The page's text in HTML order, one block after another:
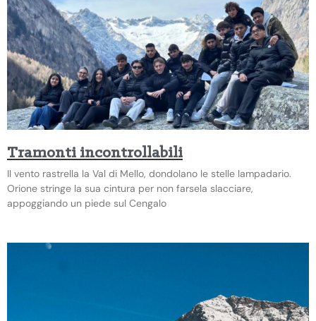
Tramonti incontrollabili
Il vento rastrella la Val di Mello, dondolano le stelle lampadario.
Orione stringe la sua cintura per non farsela slacciare,
appoggiando un piede sul Cengalo